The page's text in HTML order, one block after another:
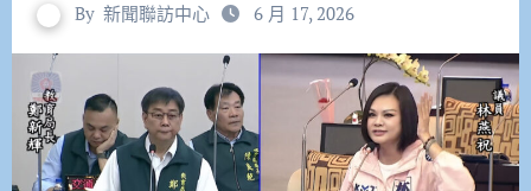
By 新聞聯訪中心 6 月 17, 2026